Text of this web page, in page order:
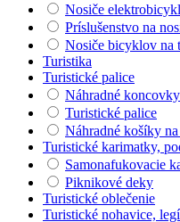
Nosiče
Príslušenstvo na
Nosiče bicyklov na
Turistika
Turistické palice
Náhradné
Turistické palice
Náhradné košíky
Turistické karimatky,
Samonafukovacie
Piknikové deky
Turistické oblečenie
Turistické nohavice,